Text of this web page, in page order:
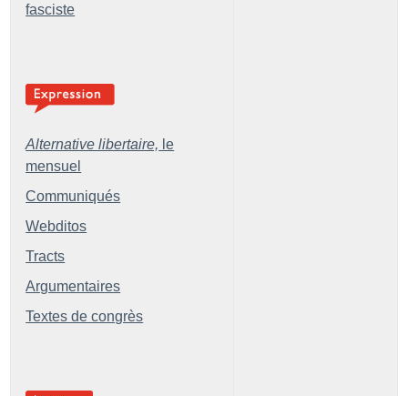
fasciste
Alternative libertaire, le
mensuel
Communiqués
Webditos
Tracts
Argumentaires
Textes de congrès